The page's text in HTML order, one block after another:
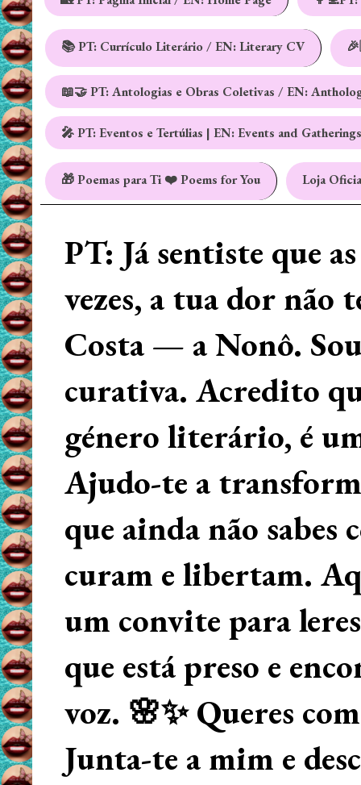
📚 PT: Currículo Literário / EN: Literary CV
📖🤝 PT: Antologias e Obras Coletivas / EN:
🎤 PT: Eventos e Tertúlias | EN: Events and Gatherings
🎁 Poemas para Ti ❤️ Poems for You Loja
PT: Já sentiste que
vezes, a tua dor não
Costa — a Nonô.
curativa. Acredito
género literário, é
Ajudo-te a
que ainda não
curam e libertam.
um convite para
que está preso e
voz. 🌸✨ Queres
Junta-te a mim e